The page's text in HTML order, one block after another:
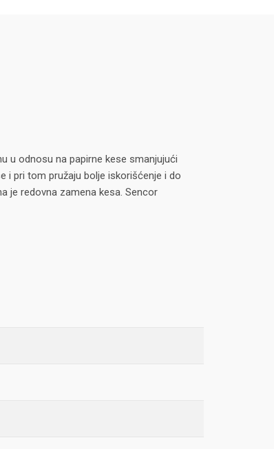
u odnosu na papirne kese smanjujući
i pri tom pružaju bolje iskorišćenje i do
je redovna zamena kesa. Sencor